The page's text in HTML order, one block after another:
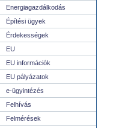
Energiagazdálkodás
Építési ügyek
Érdekességek
EU
EU információk
EU pályázatok
e-ügyintézés
Felhívás
Felmérések